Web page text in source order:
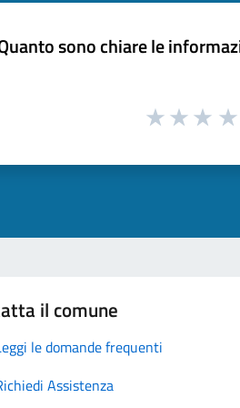
sono chiare le
il comune
le domande frequenti
Assistenza